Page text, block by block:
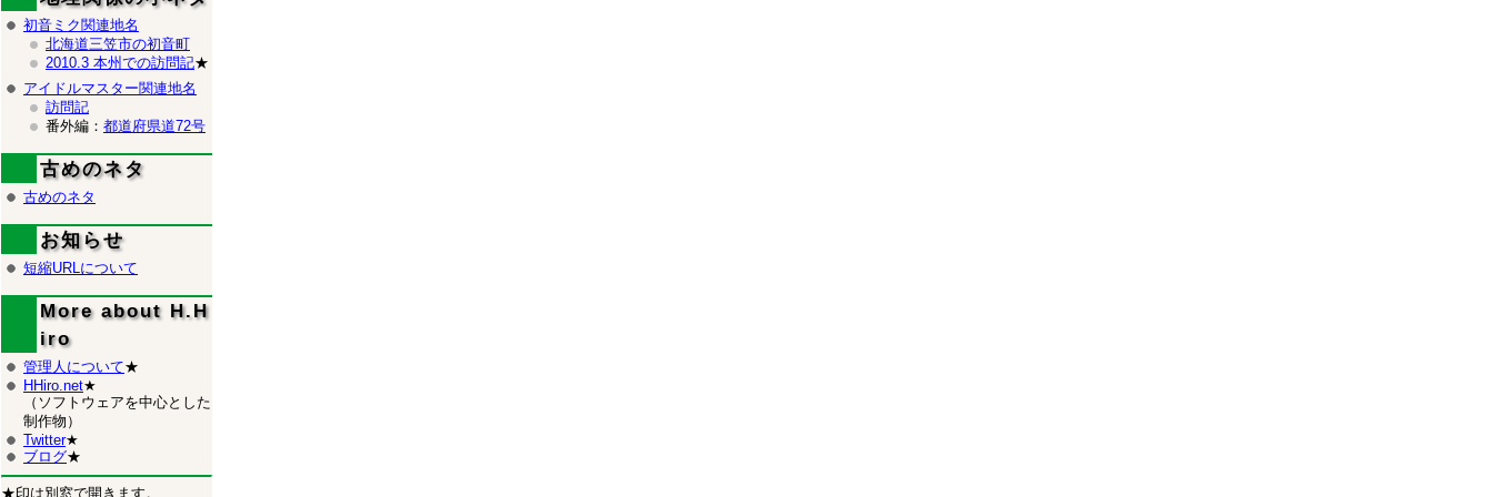
初音ミク関連地名
北海道三笠市の初音町
2010.3 本州での訪問記★
アイドルマスター関連地名
訪問記
番外編： 都道府県道72号
古めのネタ
古めのネタ
お知らせ
短縮URLについて
More about H.H
iro
管理人について★
HHiro.net★
（ソフトウェアを中心とした
制作物）
Twitter★
ブログ★
★印は別窓で開きます。